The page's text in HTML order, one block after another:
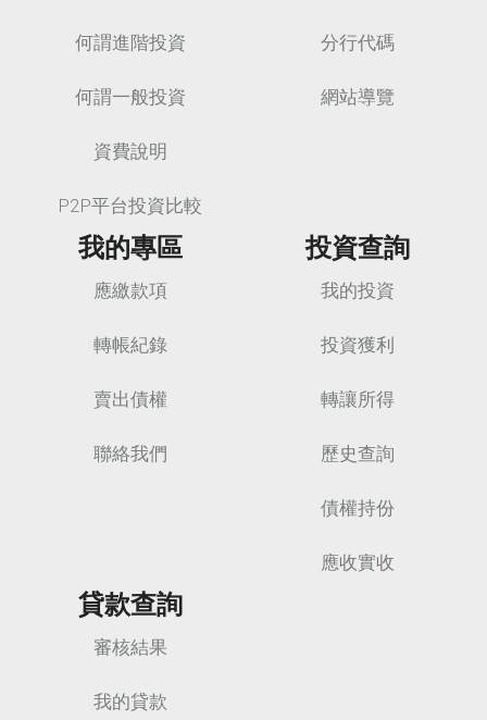
何謂進階投資
何謂一般投資
資費說明
P2P平台投資比較
分行代碼
網站導覽
我的專區
應繳款項
轉帳紀錄
賣出債權
聯絡我們
投資查詢
我的投資
投資獲利
轉讓所得
歷史查詢
債權持份
應收實收
貸款查詢
審核結果
我的貸款